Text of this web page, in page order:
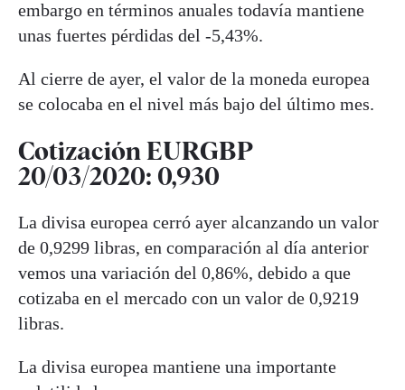
embargo en términos anuales todavía mantiene
unas fuertes pérdidas del -5,43%.
Al cierre de ayer, el valor de la moneda europea
se colocaba en el nivel más bajo del último mes.
Cotización EURGBP
20/03/2020: 0,930
La divisa europea cerró ayer alcanzando un valor
de 0,9299 libras, en comparación al día anterior
vemos una variación del 0,86%, debido a que
cotizaba en el mercado con un valor de 0,9219
libras.
La divisa europea mantiene una importante